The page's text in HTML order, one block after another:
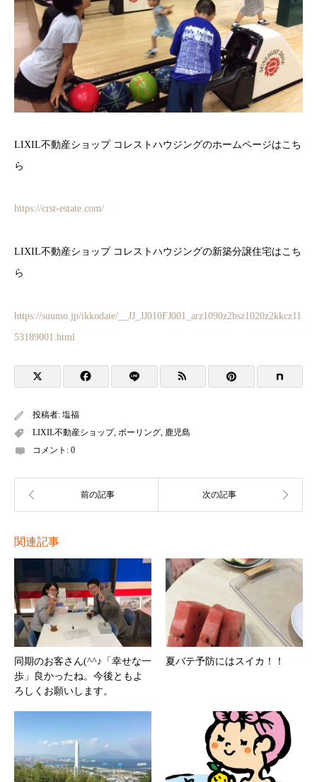
LIXIL不動産ショップ コレストハウジングのホームページはこち
ら
https://crst-estate.com/
LIXIL不動産ショップ コレストハウジングの新築分譲住宅はこち
ら
https://suumo.jp/ikkodate/__JJ_JJ010FJ001_arz1090z2bsz1020z2kkcz11
53189001.html
投稿者: 塩福
LIXIL不動産ショップ, ボーリング, 鹿児島
コメント: 0
関連記事
同期のお客さん(^^♪「幸せな一
歩」良かったね。今後ともよ
ろしくお願いします。
夏バテ予防にはスイカ！！